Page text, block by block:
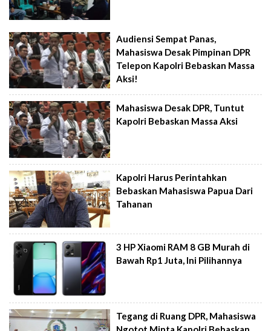
Audiensi Sempat Panas,
Mahasiswa Desak Pimpinan DPR
Telepon Kapolri Bebaskan Massa
Aksi!
Mahasiswa Desak DPR, Tuntut
Kapolri Bebaskan Massa Aksi
Kapolri Harus Perintahkan
Bebaskan Mahasiswa Papua Dari
Tahanan
3 HP Xiaomi RAM 8 GB Murah di
Bawah Rp1 Juta, Ini Pilihannya
Tegang di Ruang DPR, Mahasiswa